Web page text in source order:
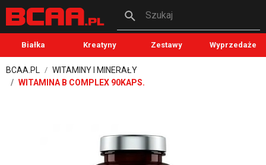
Szukaj
Białka Kreatyny Zestawy Wyprzedaże
BCAA.PL
WITAMINY I MINERAŁY
WITAMINA B COMPLEX 90KAPS.